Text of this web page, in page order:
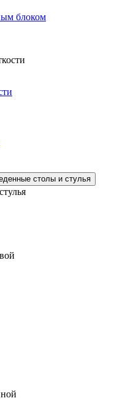
блоком
столы и стулья